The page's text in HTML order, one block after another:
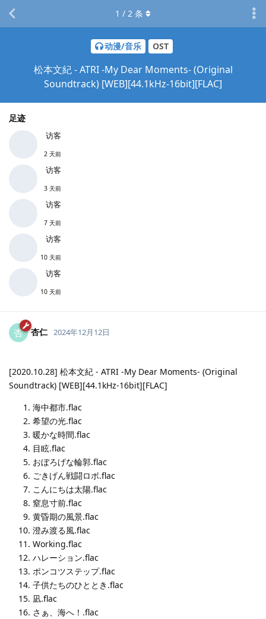
动漫/音乐 OST
松本文紀 - ATRI -My Dear Moments- (Original
Soundtrack) [WEB][44.1kHz-16bit][FLAC]
足迹
访客
2 天前
访客
3 天前
访客
7 天前
访客
10 天前
访客
10 天前
1 / 2 条
杏 杏仁 2024年12月12日
[2020.10.28] 松本文紀 - ATRI -My Dear Moments- (Original
Soundtrack) [WEB][44.1kHz-16bit][FLAC]
海中都市.flac
希望の光.flac
暖かな時間.flac
目眩.flac
おぼろげな輪郭.flac
ごきげん戦闘ロボ.flac
こんにちは太陽.flac
窒息寸前.flac
黄昏期の風景.flac
澄み渡る風.flac
Working.flac
ハレーション.flac
ポンコツステップ.flac
子供たちのひととき.flac
凪.flac
さぁ、海へ！.flac